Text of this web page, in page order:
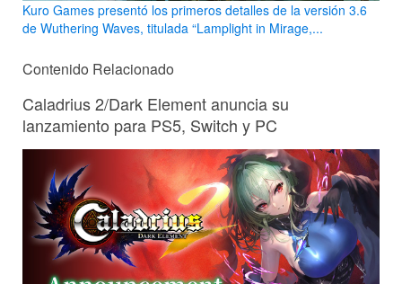
Kuro Games presentó los primeros detalles de la versión 3.6
de Wuthering Waves, titulada “Lamplight in Mirage,...
Contenido Relacionado
Caladrius 2/Dark Element anuncia su
lanzamiento para PS5, Switch y PC